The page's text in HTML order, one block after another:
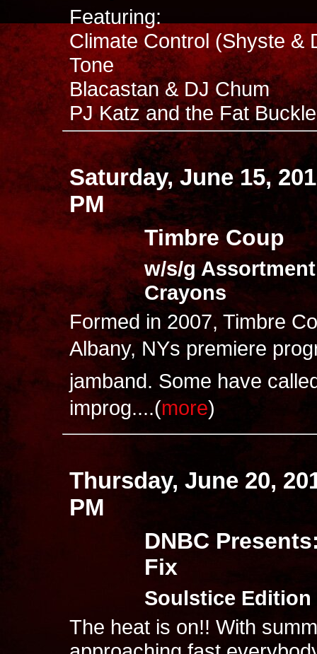
Featuring:
Climate Control (Shyste &
Tone
Blacastan & DJ Chum
PJ Katz and the Fat
Saturday, June 15,
PM
Timbre Coup
w/s/g
Crayons
Formed in 2007, Timbre
Albany, NYs premiere
jamband. Some have
improg....(more)
Thursday, June 20,
PM
DNBC
Fix
Soulstice Edition
The heat is on!! With